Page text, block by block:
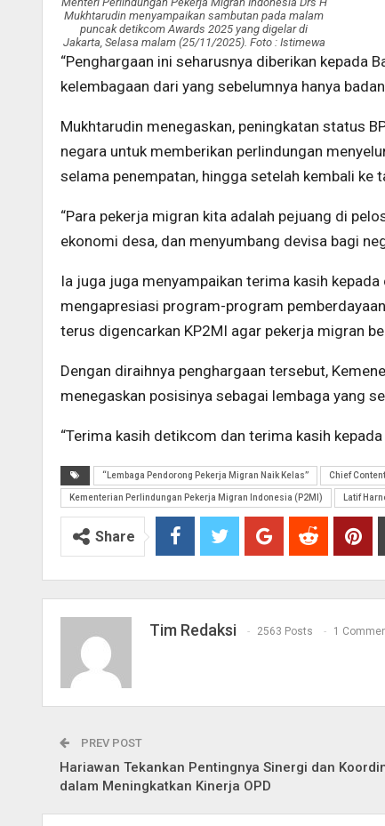
Mukhtarudin menyampaikan sambutan pada malam
puncak detikcom Awards 2025 yang digelar di
Jakarta, Selasa malam (25/11/2025). Foto : Istimewa
“Penghargaan ini seharusnya diberikan kepada
kelembagaan dari yang sebelumnya hanya
Mukhtarudin menegaskan, peningkatan status
negara untuk memberikan perlindungan
selama penempatan, hingga setelah kembali ke
“Para pekerja migran kita adalah pejuang di
ekonomi desa, dan menyumbang devisa bagi
Ia juga juga menyampaikan terima kasih
mengapresiasi program-program
terus digencarkan KP2MI agar pekerja migran
Dengan diraihnya penghargaan tersebut,
menegaskan posisinya sebagai lembaga yang
“Terima kasih detikcom dan terima kasih
“Lembaga Pendorong Pekerja Migran Naik Kelas” Chief
Kementerian Perlindungan Pekerja Migran Indonesia (P2MI) Latif
Share
Tim Redaksi 2563 Posts 1
PREV POST
Hariawan Tekankan Pentingnya Sinergi dan
dalam Meningkatkan Kinerja OPD